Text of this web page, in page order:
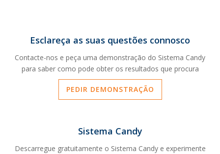
Esclareça as suas questões connosco
Contacte-nos e peça uma demonstração do Sistema Candy
para saber como pode obter os resultados que procura
PEDIR DEMONSTRAÇÃO
Sistema Candy
Descarregue gratuitamente o Sistema Candy e experimente